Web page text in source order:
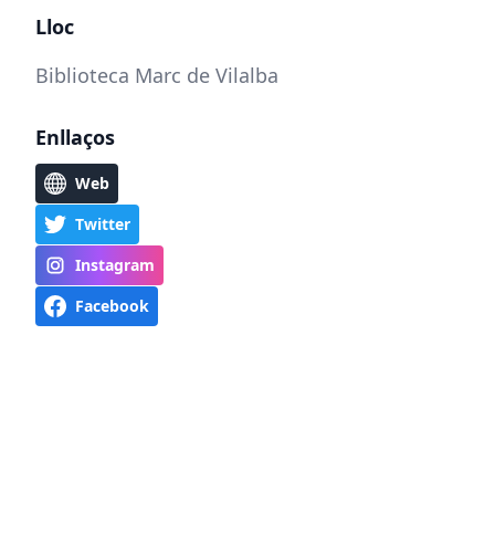
Lloc
Biblioteca Marc de Vilalba
Enllaços
Web
Twitter
Instagram
Facebook